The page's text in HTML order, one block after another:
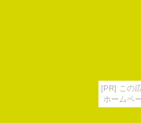
[PR] この
ホームペ